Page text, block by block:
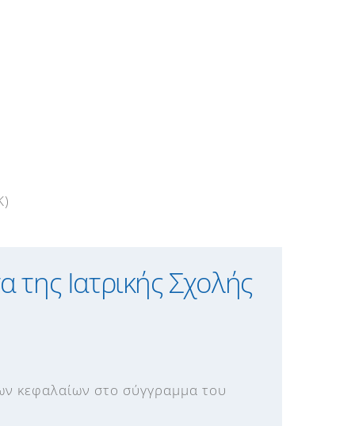
Ιατρικής Σχολής
κεφαλαίων στο σύγγραμμα του